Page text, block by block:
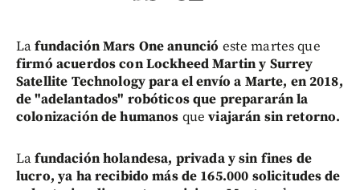
Lafundación Mars One anunció este martes que
firmó acuerdos con Lockheed Martin y Surrey
Satellite Technology para el envío a Marte, en 2018,
de "adelantados" robóticos que prepararán la
colonización de humanos queviajarán sin retorno.
Lafundación holandesa, privada y sin fines de
lucro, ya ha recibido más de 165.000 solicitudes de